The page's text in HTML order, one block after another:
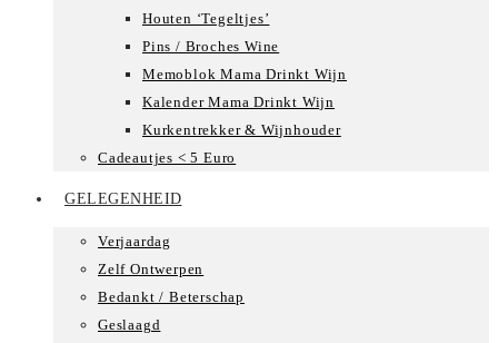
Houten ‘Tegeltjes’
Pins / Broches Wine
Memoblok Mama Drinkt Wijn
Kalender Mama Drinkt Wijn
Kurkentrekker & Wijnhouder
Cadeautjes < 5 Euro
GELEGENHEID
Verjaardag
Zelf Ontwerpen
Bedankt / Beterschap
Geslaagd